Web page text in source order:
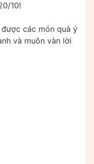
10!
các món quà ý
và muôn vàn lời